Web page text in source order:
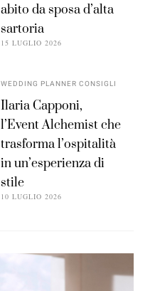
abito da sposa d’alta
sartoria
15 LUGLIO 2026
WEDDING PLANNER CONSIGLI
Ilaria Capponi,
l’Event Alchemist che
trasforma l’ospitalità
in un’esperienza di
stile
10 LUGLIO 2026